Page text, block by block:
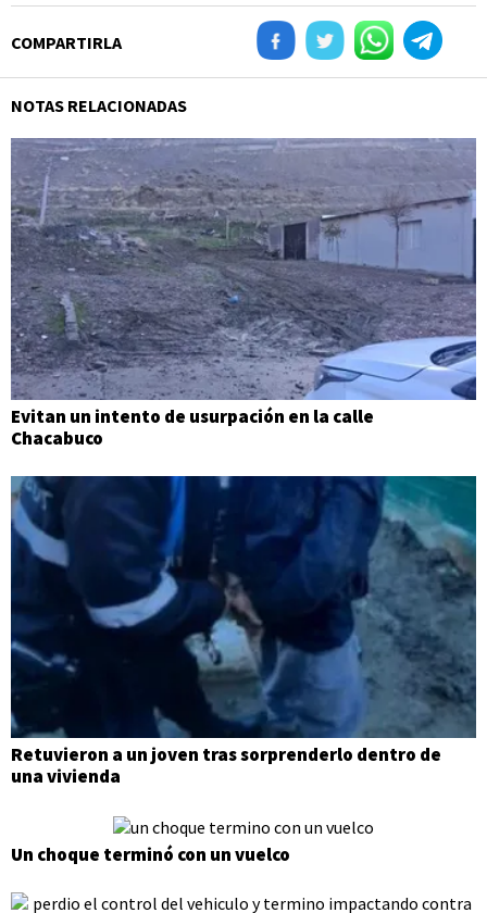
COMPARTIRLA
NOTAS RELACIONADAS
Evitan un intento de usurpación en la calle
Chacabuco
Retuvieron a un joven tras sorprenderlo dentro de
una vivienda
Un choque terminó con un vuelco